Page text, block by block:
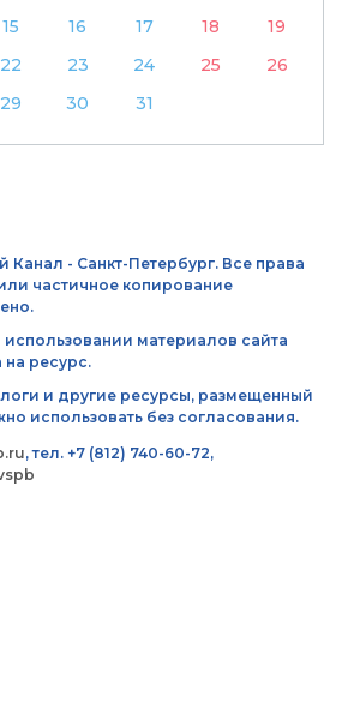
15 16 17 18
19
22 23 24 25
26
29 30 31
- Санкт-Петербург. Все права
частичное копирование
материалов сайта
ресурс.
и другие ресурсы, размещенный
использовать без согласования.
, тел. +7 (812) 740-60-72,